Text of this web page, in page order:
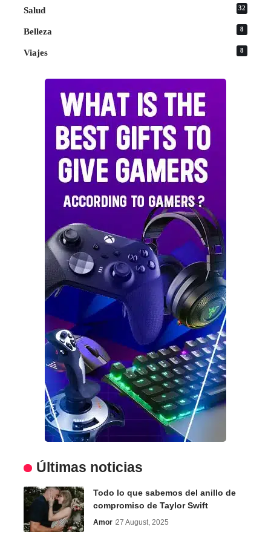
Salud 32
Belleza 8
Viajes 8
Últimas noticias
Todo lo que sabemos del anillo de
compromiso de Taylor Swift
Amor 27 August, 2025